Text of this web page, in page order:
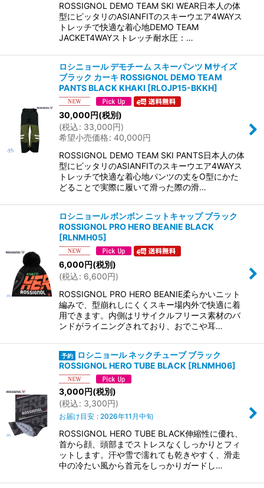
ROSSIGNOL DEMO TEAM SKI WEAR日本人の体
型にピッタリのASIANFITのスキーウエア4WAYス
トレッチで快適な着心地DEMO TEAM
JACKET4WAYストレッチ耐水圧：…
ロシニョール デモチーム スキーパンツ Mサイズ
ブラック カーキ ROSSIGNOL DEMO TEAM
PANTS BLACK KHAKI [RLOJP15-BKKH]
30,000円(税別)
(税込: 33,000円)
希望小売価格: 40,000円
ROSSIGNOL DEMO TEAM SKI PANTS日本人の体
型にピッタリのASIANFITのスキーウエア4WAYス
トレッチで快適な着心地パンツの丈をO型にかた
どることで実際に履いて滑った際の滑…
ロシニョール ボンボン ニットキャップ ブラック
ROSSIGNOL PRO HERO BEANIE BLACK
[RLNMH05]
6,000円(税別)
(税込: 6,600円)
ROSSIGNOL PRO HERO BEANIE柔らかいニット
編みで、型崩れしにくくスキー場内外で快適に着
用できます。内側はリサイクルフリース素材のバ
ンドがライニングされており、おでこや耳…
ロシニョール ネックチューブ ブラック
ROSSIGNOL HERO TUBE BLACK [RLNMH06]
3,000円(税別)
(税込: 3,300円)
お届け目安 : 2026年11月中旬
ROSSIGNOL HERO TUBE BLACK伸縮性に優れ、
首から顔、頭部までストレスなくしっかりとフィ
ットします。汗や雪で濡れても乾きやすく、滑走
中の冷たい風から首元をしっかりガードし…